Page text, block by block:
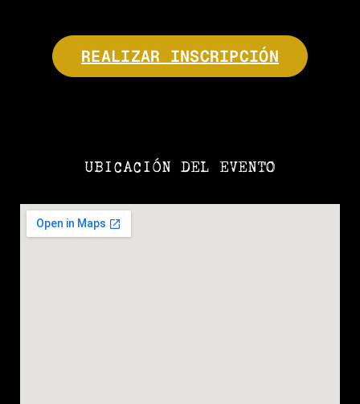
REALIZAR INSCRIPCIÓN
UBICACIÓN DEL EVENTO